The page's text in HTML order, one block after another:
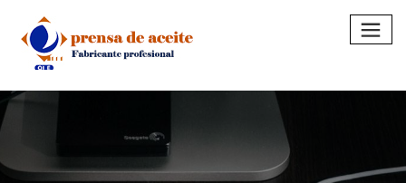
content